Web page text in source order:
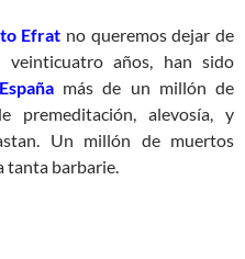
Efrat no queremos dejar de
años, han sido
Españamás de un millón de
premeditación, alevosía, y
Un millón de muertos
tanta barbarie.